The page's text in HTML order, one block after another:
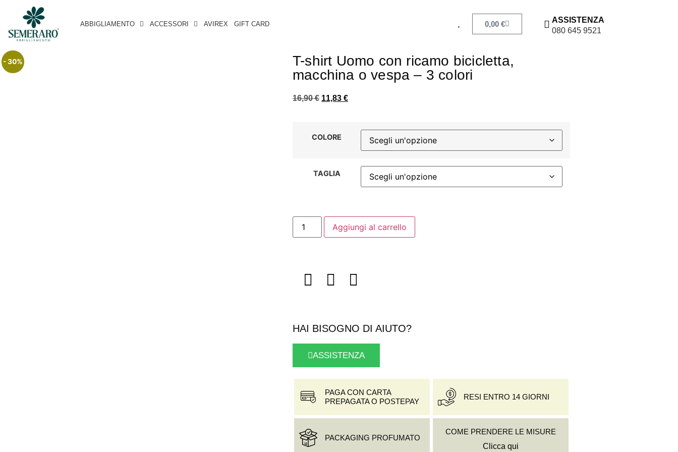
ABBIGLIAMENTO ACCESSORI AVIREX GIFT CARD 0,00 €
ASSISTENZA
080 645 9521
- 30%
T-shirt Uomo con ricamo bicicletta,
macchina o vespa – 3 colori
16,90€ 11,83 €
COLORE
TAGLIA
Aggiungi al carrello
HAI BISOGNO DI AIUTO?
ASSISTENZA
PAGA CON CARTA
PREPAGATA O POSTEPAY
RESI ENTRO 14 GIORNI
PACKAGING PROFUMATO
COME PRENDERE LE MISURE
Clicca qui